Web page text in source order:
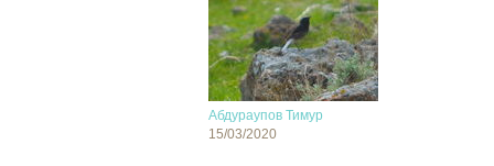
Абдураупов Тимур
15/03/2020